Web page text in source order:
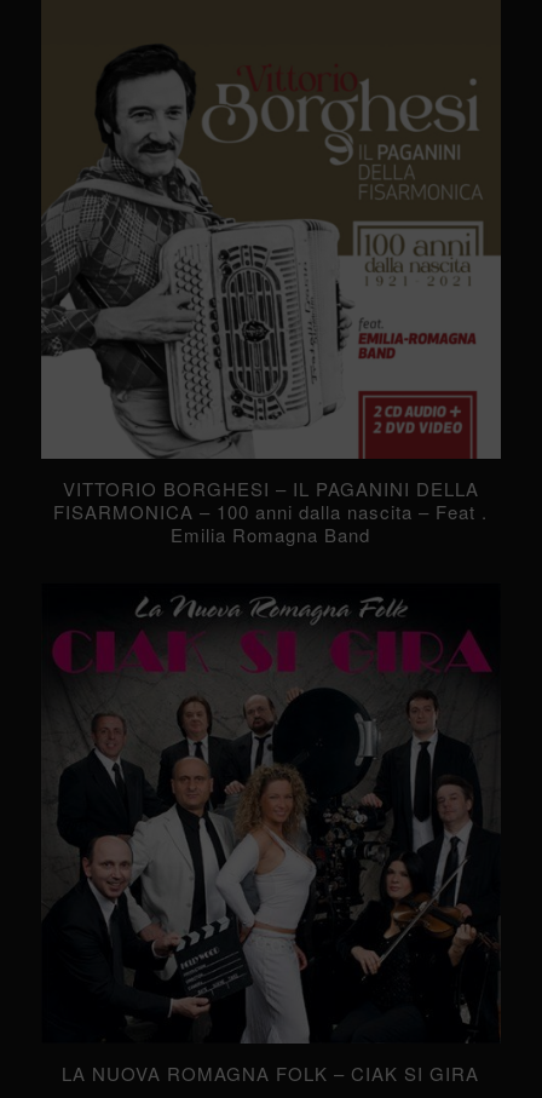
VITTORIO BORGHESI – IL PAGANINI DELLA
FISARMONICA – 100 anni dalla nascita – Feat .
Emilia Romagna Band
LA NUOVA ROMAGNA FOLK – CIAK SI GIRA